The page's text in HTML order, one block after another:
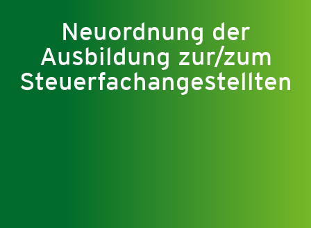
Neuordnung der
Ausbildung zur/zum
Steuerfachangestellten